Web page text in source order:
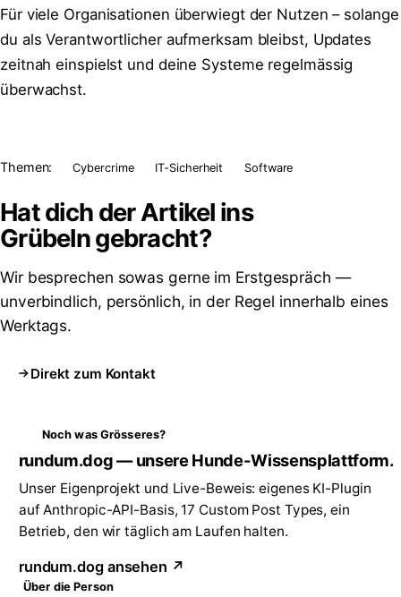
Für viele Organisationen überwiegt der Nutzen – solange
du als Verantwortlicher aufmerksam bleibst, Updates
zeitnah einspielst und deine Systeme regelmässig
überwachst.
Themen: Cybercrime IT-Sicherheit Software
Hat dich der Artikel ins
Grübelngebracht?
Wir besprechen sowas gerne im Erstgespräch —
unverbindlich, persönlich, in der Regel innerhalb eines
Werktags.
Direkt zum Kontakt
Noch was Grösseres?
rundum.dog — unsere Hunde-Wissensplattform.
Unser Eigenprojekt und Live-Beweis: eigenes KI-Plugin
auf Anthropic-API-Basis, 17 Custom Post Types, ein
Betrieb, den wir täglich am Laufen halten.
rundum.dog ansehen ↗
Über die Person